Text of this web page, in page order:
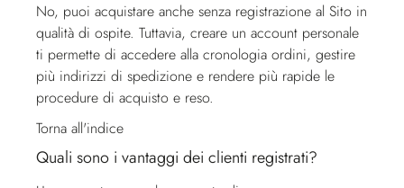
No, puoi acquistare anche senza registrazione al Sito in
qualità di ospite. Tuttavia, creare un account personale
ti permette di accedere alla cronologia ordini, gestire
più indirizzi di spedizione e rendere più rapide le
procedure di acquisto e reso.
Torna all'indice
Quali sono i vantaggi dei clienti registrati?